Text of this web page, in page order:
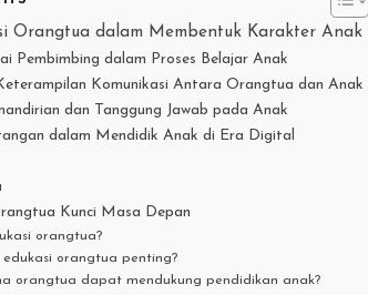
Orangtua dalam Membentuk Karakter Anak
Pembimbing dalam Proses Belajar Anak
Komunikasi Antara Orangtua dan Anak
dan Tanggung Jawab pada Anak
dalam Mendidik Anak di Era Digital
Kunci Masa Depan
orangtua?
orangtua penting?
orangtua dapat mendukung pendidikan anak?